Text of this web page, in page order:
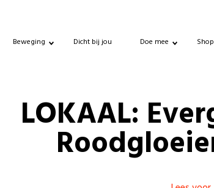
Beweging Dicht bij jou Doe mee Shop
LOKAAL: